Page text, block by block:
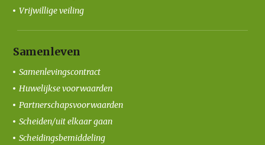
Vrijwillige veiling
Samenleven
Samenlevingscontract
Huwelijkse voorwaarden
Partnerschapsvoorwaarden
Scheiden/uit elkaar gaan
Scheidingsbemiddeling